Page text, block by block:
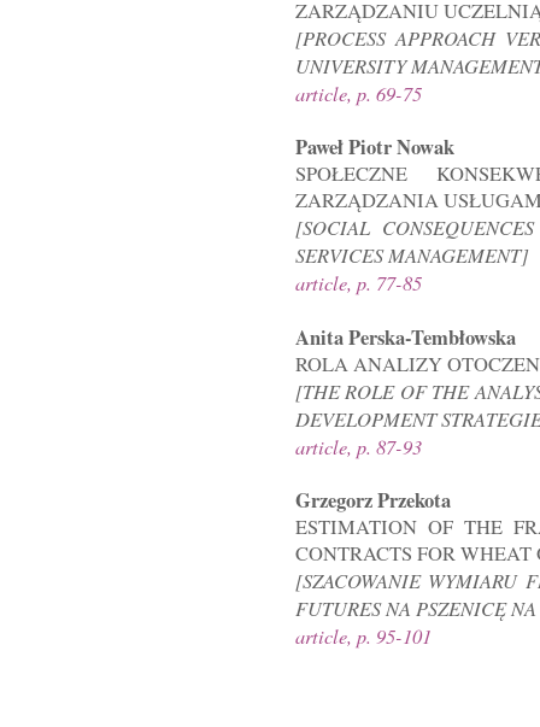
ZARZĄDZANIU
[PROCESS APPROACH
UNIVERSITY
article, p. 69-75
Paweł Piotr Nowak
SPOŁECZNE
ZARZĄDZANIA
[SOCIAL
SERVICES MANAGEMENT]
article, p. 77-85
Anita Perska-Tembłowska
ROLA ANALIZY
[THE ROLE OF THE
DEVELOPMENT
article, p. 87-93
Grzegorz Przekota
ESTIMATION OF THE
CONTRACTS FOR
[SZACOWANIE WYMIARU
FUTURES NA PSZENICĘ
article, p. 95-101